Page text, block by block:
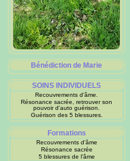
Bénédiction de Marie
SOINS INDIVIDUELS
Recouvrements d'âme.
Résonance sacrée, retrouver son
pouvoir d'auto guérison.
Guérison des 5 blessures.
Formations
Recouvrements d'âme
Résonance sacrée
5 blessures de l'âme